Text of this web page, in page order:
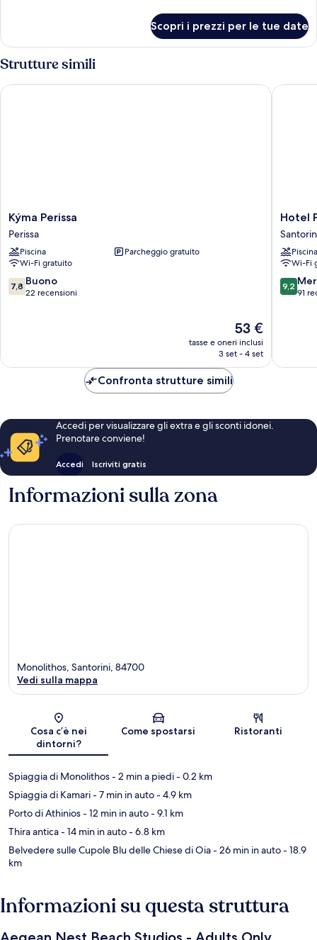
Scopri i prezzi per le tue date
Strutture simili
Kýma
Perissa
Perissa
Kýma Perissa
Perissa
Piscina
Parcheggio gratuito
Wi-Fi gratuito
7.8
su
7,8 Buono
22 recensioni
Il
prezzo
attuale
53 €
tasse e oneri inclusi
3 set - 4 set
Kýma Perissa
Hotel
Porto
Perissa
Hotel
Piscina
Wi-Fi
9.2
su
9,2
91
Hotel
Confronta strutture simili
Accedi per visualizzare gli extra e gli sconti idonei.
Prenotare conviene!
Accedi Iscriviti gratis
Informazioni sulla zona
Mappa
Monolithos, Santorini, 84700
Vedi sulla mappa
Cosa c’è nei
dintorni?
Come spostarsi Ristoranti
Spiaggia di Monolithos- 2 min a piedi- 0.2 km
Spiaggia di Kamari- 7 min in auto- 4.9 km
Porto di Athinios- 12 min in auto- 9.1 km
Thira antica- 14 min in auto- 6.8 km
Belvedere sulle Cupole Blu delle Chiese di Oia- 26 min in auto- 18.9
km
Informazioni su questa struttura